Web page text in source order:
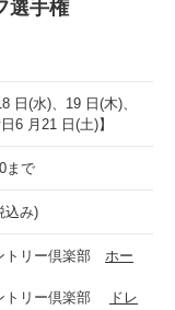
選手権
日(水)、19 日(木)、
6 月21 日(土)】
まで
込み)
トリー倶楽部 ホー
トリー倶楽部
ドレ